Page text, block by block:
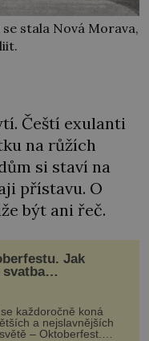
stala Nová Morava,
Čeští exulanti
na růžích
si staví na
přístavu. O
být ani řeč.
Jak
největší pivní
každoročně koná
a nejslavnějších
– Oktoberfest.